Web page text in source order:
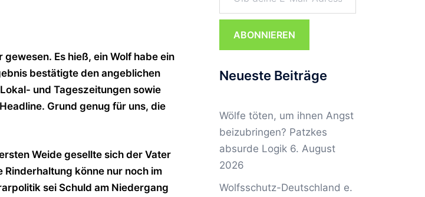
Es hieß, ein Wolf habe ein
bestätigte den angeblichen
und Tageszeitungen sowie
Grund genug für uns, die
Weide gesellte sich der Vater
könne nur noch im
sei Schuld am Niedergang
ABONNIEREN
Neueste Beiträge
Wölfe töten, um ihnen Angst
beizubringen? Patzkes
absurde Logik 6. August
2026
Wolfsschutz-Deutschland e.